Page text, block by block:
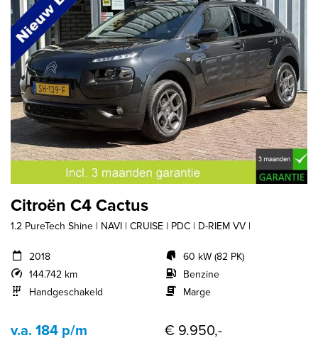
Citroën C4 Cactus
1.2 PureTech Shine | NAVI | CRUISE | PDC | D-RIEM VV |
2018
144.742 km
Handgeschakeld
60 kW (82 PK)
Benzine
Marge
v.a. 184 p/m € 9.950,-